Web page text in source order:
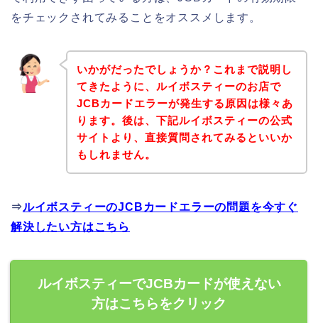
をチェックされてみることをオススメします。
いかがだったでしょうか？これまで説明し
てきたように、ルイボスティーのお店で
JCBカードエラーが発生する原因は様々あ
ります。後は、下記ルイボスティーの公式
サイトより、直接質問されてみるといいか
もしれません。
⇒ルイボスティーのJCBカードエラーの問題を今すぐ
解決したい方はこちら
ルイボスティーでJCBカードが使えない
方はこちらをクリック